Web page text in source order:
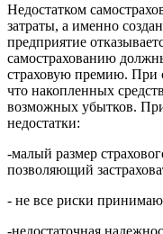
Недостатком
затраты, а именно
предприятие
самострахованию
страховую премию. При
что накопленных
возможных убытков.
недостатки:
-малый размер
позволяющий
- не все риски
-недостаточная